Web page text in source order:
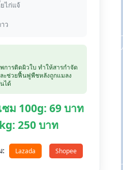
ยไก่แจ้
ว
การติดผิวใบ ทำให้สารกำจัด
ะช่วยฟื้นฟูพืชหลังถูกแมลง
ได้
ม 100g: 69 บาท
250 บาท
: Lazada Shopee